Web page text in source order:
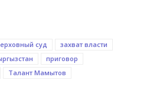
суд
захват власти
приговор
Талант Мамытов